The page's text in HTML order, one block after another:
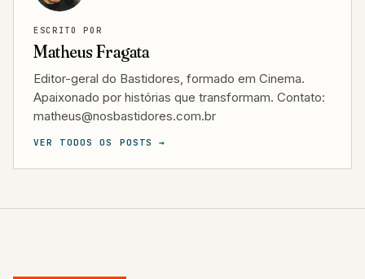
ESCRITO POR
Matheus Fragata
Editor-geral do Bastidores, formado em Cinema.
Apaixonado por histórias que transformam. Contato:
matheus@nosbastidores.com.br
VER TODOS OS POSTS →